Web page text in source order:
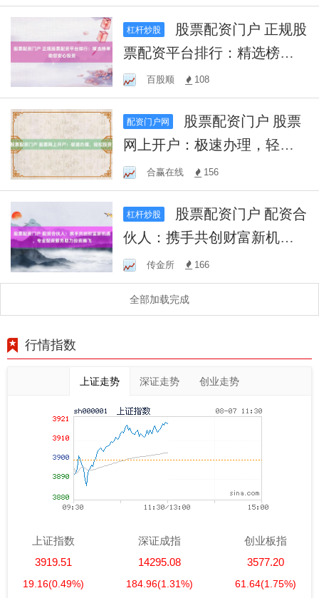
杠杆炒股
票配资平台排行：精选榜单
助您安心投资
百股顺 108
配资门户网
网上开户：极速办理，轻松
投资！合赢在线 156
杠杆炒股
伙人：携手共创财富新机
遇，专业配资服务助力投资
腾飞
传金所 166
全部加载完成
行情指数
上证走势 深证走势 创业走势
上证指数
3919.51
19.16(0.49%)
深证成指
14295.08
184.96(1.31%)
创业板指
3577.20
61.64(1.75%)